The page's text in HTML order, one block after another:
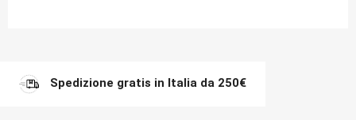
Spedizione gratis in Italia da 250€